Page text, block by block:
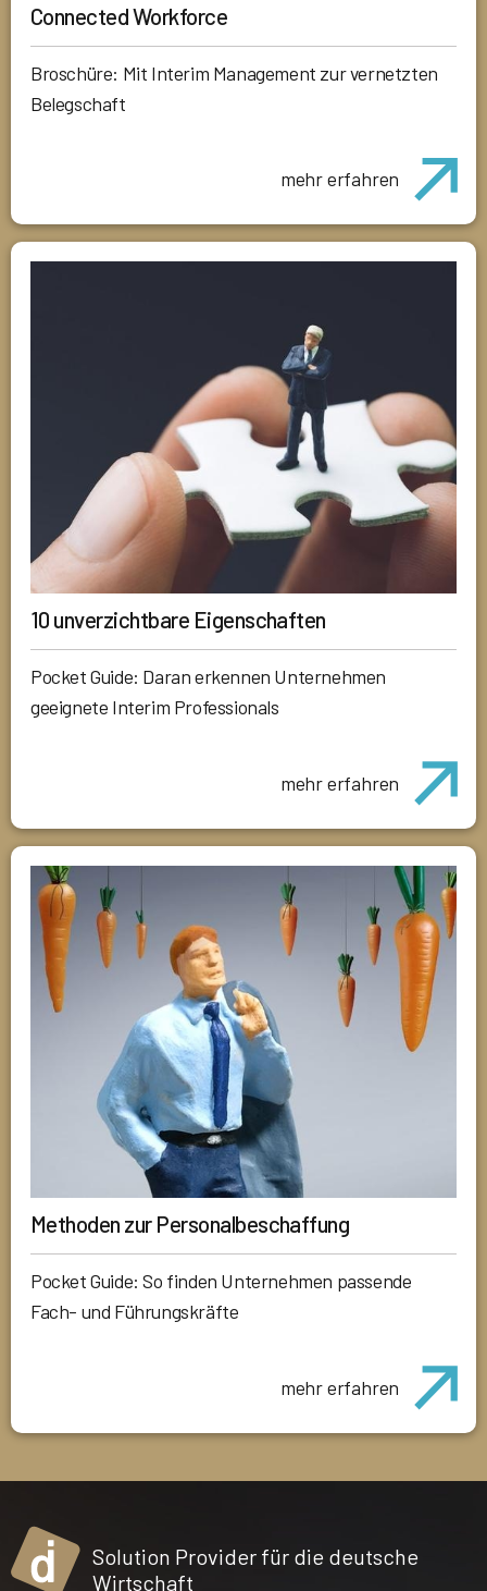
Connected Workforce
Broschüre: Mit Interim Management zur vernetzten
Belegschaft
mehr erfahren
10 unverzichtbare Eigenschaften
Pocket Guide: Daran erkennen Unternehmen
geeignete Interim Professionals
mehr erfahren
Methoden zur Personalbeschaffung
Pocket Guide: So finden Unternehmen passende
Fach- und Führungskräfte
mehr erfahren
Solution Provider für die deutsche
Wirtschaft